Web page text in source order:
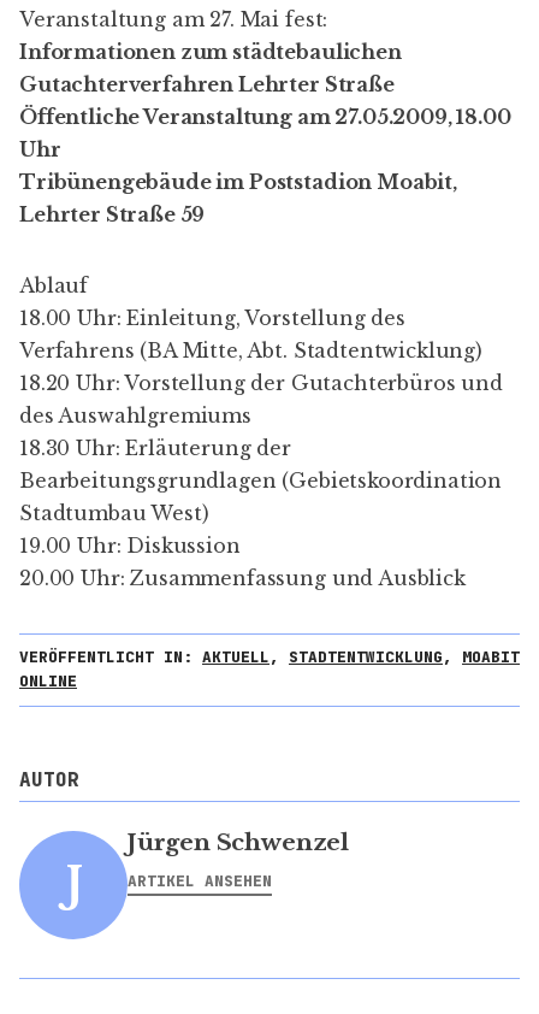
Veranstaltung am 27. Mai fest:
Informationen zum städtebaulichen
Gutachterverfahren Lehrter Straße
ÖffentlicheVeranstaltung am 27.05.2009, 18.00
Uhr
Tribünengebäude im Poststadion Moabit,
Lehrter Straße 59
Ablauf
18.00 Uhr: Einleitung, Vorstellung des
Verfahrens (BA Mitte, Abt. Stadtentwicklung)
18.20 Uhr: Vorstellung der Gutachterbüros und
des Auswahlgremiums
18.30 Uhr: Erläuterung der
Bearbeitungsgrundlagen (Gebietskoordination
Stadtumbau West)
19.00 Uhr: Diskussion
20.00 Uhr: Zusammenfassung und Ausblick
VERÖFFENTLICHT IN: AKTUELL, STADTENTWICKLUNG, MOABIT
ONLINE
AUTOR
J
Jürgen Schwenzel
ARTIKEL ANSEHEN